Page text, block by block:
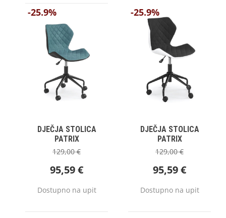
-25.9%
DJEČJA STOLICA
PATRIX
129,00€
95,59€
Dostupno na upit
-25.9%
DJEČJA STOLICA
PATRIX
129,00€
95,59€
Dostupno na upit